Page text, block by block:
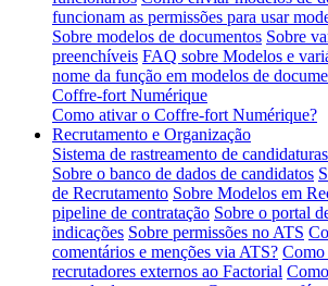
funcionam as permissões para usar
Sobre modelos de documentos Sobre
preenchíveis FAQ sobre Modelos e
nome da função em modelos de
Coffre-fort Numérique
Como ativar o Coffre-fort Numérique?
Recrutamento e Organização
Sistema de rastreamento de candidaturas
Sobre o banco de dados de candidatos
de Recrutamento Sobre Modelos em
pipeline de contratação Sobre o portal
indicações Sobre permissões no ATS
comentários e menções via ATS? Como
recrutadores externos ao Factorial